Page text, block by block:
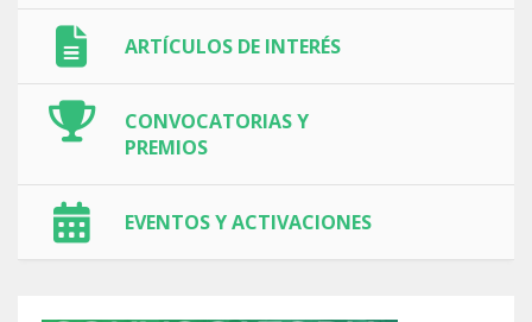
ARTÍCULOS DE INTERÉS
CONVOCATORIAS Y
PREMIOS
EVENTOS Y ACTIVACIONES